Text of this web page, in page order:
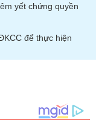
yết chứng quyền
để thực hiện